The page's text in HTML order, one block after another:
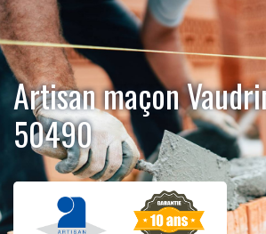
Artisan maçon
50490